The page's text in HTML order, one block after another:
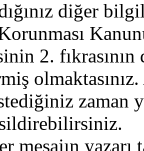
diğer
2.
zaman
mesajın